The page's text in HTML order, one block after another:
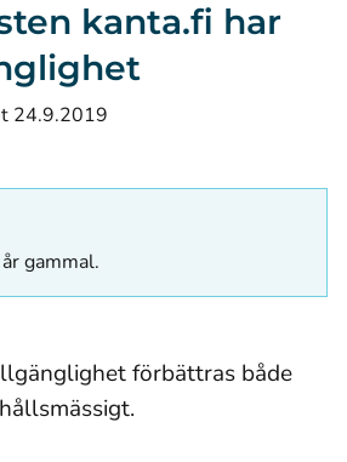
kanta.fi har
24.9.2019
gammal.
förbättras både